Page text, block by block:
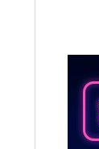
쟁력 높이기 위해
재한 신임 대표 선임